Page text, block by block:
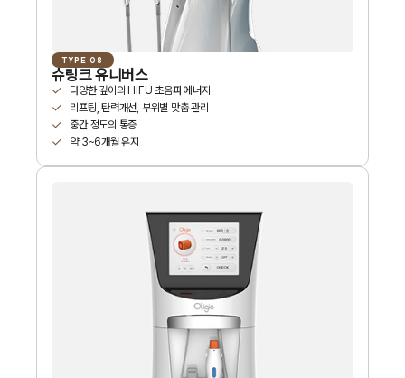
TYPE 08
슈링크 유니버스
다양한 깊이의 HIFU 초음파 에너지
리프팅, 탄력개선, 부위별 맞춤 관리
중간 정도의 통증
약 3~6개월 유지